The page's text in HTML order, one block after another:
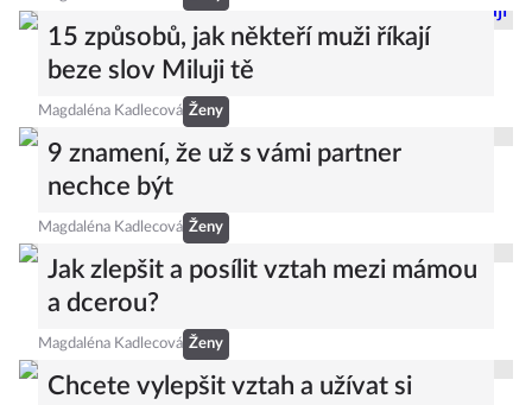
15 způsobů, jak někteří muži říkají
beze slov Miluji tě
Magdaléna Kadlecová Ženy
9 znamení, že už s vámi partner
nechce být
Magdaléna Kadlecová Ženy
Jak zlepšit a posílit vztah mezi mámou
a dcerou?
Magdaléna Kadlecová Ženy
Chcete vylepšit vztah a užívat si